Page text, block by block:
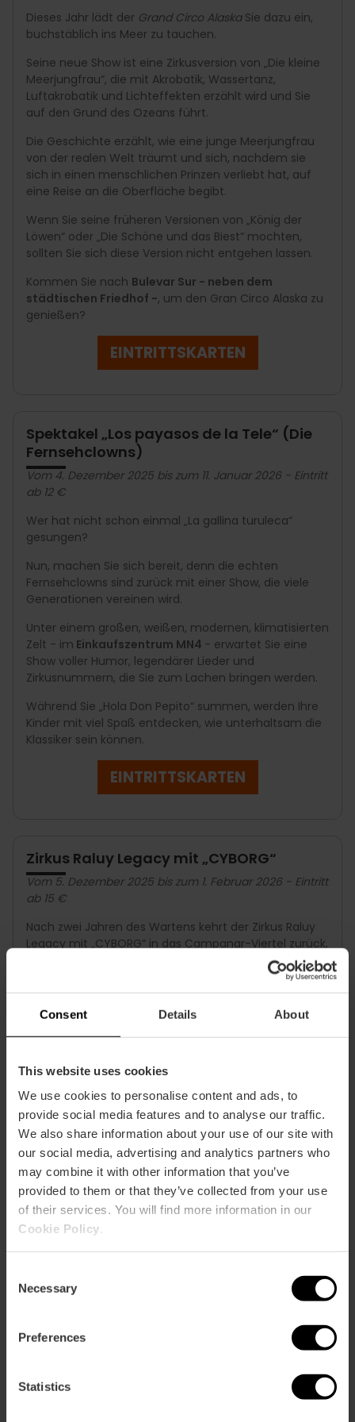
Consent Details About
This website uses cookies
We use cookies to personalise content and ads, to
provide social media features and to analyse our traffic.
We also share information about your use of our site with
our social media, advertising and analytics partners who
may combine it with other information that you’ve
provided to them or that they’ve collected from your use
of their services. You will find more information in our
Cookie Policy
Selection
Necessary
Preferences
Statistics
Dieses Jahr lädt der Grand Circo AlaskaSie dazu ein,
buchstäblich ins Meer zu tauchen.
Seine neue Show ist eine Zirkusversion von „Die kleine
Meerjungfrau“, die mit Akrobatik, Wassertanz,
Luftakrobatik und Lichteffekten erzählt wird und Sie
auf den Grund des Ozeans führt.
Die Geschichte erzählt, wie eine junge Meerjungfrau
von der realen Welt träumt und sich, nachdem sie
sich in einen menschlichen Prinzen verliebt hat, auf
eine Reise an die Oberfläche begibt.
Wenn Sie seine früheren Versionen von „König der
Löwen“ oder „Die Schöne und das Biest“ mochten,
sollten Sie sich diese Version nicht entgehen lassen.
Kommen Sie nach Bulevar Sur - neben dem
städtischen Friedhof -, um den Gran Circo Alaska zu
genießen?
EINTRITTSKARTEN
Spektakel „Los payasos de la Tele“ (Die
Fernsehclowns)
Vom 4. Dezember 2025 bis zum 11. Januar 2026 - Eintritt
ab 12 €
Wer hat nicht schon einmal „La gallina turuleca“
gesungen?
Nun, machen Sie sich bereit, denn die echten
Fernsehclowns sind zurück mit einer Show, die viele
Generationen vereinen wird.
Unter einem großen, weißen, modernen, klimatisierten
Zelt - im Einkaufszentrum MN4 - erwartet Sie eine
Show voller Humor, legendärer Lieder und
Zirkusnummern, die Sie zum Lachen bringen werden.
Während Sie „Hola Don Pepito“ summen, werden Ihre
Kinder mit viel Spaß entdecken, wie unterhaltsam die
Klassiker sein können.
EINTRITTSKARTEN
Zirkus Raluy Legacy mit „CYBORG“
Vom 5. Dezember 2025 bis zum 1. Februar 2026 - Eintritt
ab 15 €
Nach zwei Jahren des Wartens kehrt der Zirkus Raluy
Legacy mit „CYBORG“ in das Campanar-Viertel zurück,
einer innovativen und überraschenden Show, die
Technologie vereint.
Die Familie Raluy wird zusammen mit mehr als 20
Künstlern aus der ganzen Welt die Grenzen des
wirbellosen Kreaturen, Roboterfiguren und
animatronischen Tieren schlüpfen.
Werden es Cyborgs oder Menschen sein? Vielleicht ein
bisschen von beidem.
Sie werden die Segura-Brüder mit dem
schockierenden Todesballon sehen, die Rückkehr der
Raluy-Schwestern, den Wahnsinn von Dimitri, Bigotes
und Pietro und das spanische Debüt der brutalen
Legión Malambo.
Darüber hinaus runden Künstler wie The Black Angels
Verschnaufpause gönnt.
Europas, oder?